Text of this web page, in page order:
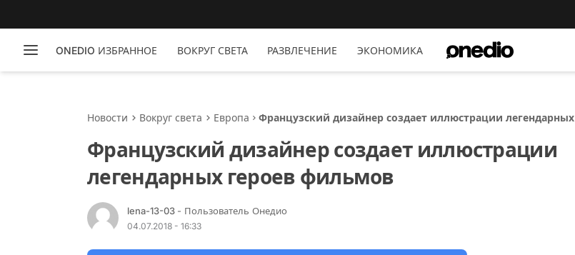
ONEDIO ИЗБРАННОЕ ВОКРУГ СВЕТА РАЗВЛЕЧЕНИЕ ЭКОНОМИКА
Новости Вокруг света Европа
Французский дизайнер создает иллюстрации легендарных
Французский дизайнер создает иллюстрации
легендарных героев фильмов
lena-13-03 - Пользователь Онедио
04.07.2018 - 16:33